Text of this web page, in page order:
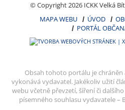
© Copyright 2026 ICKK Velká
MAPA WEBU
ÚVOD
PORTÁL
Obsah tohoto portálu je
vykonává vydavatel. Jakékoliv užití
webu včetně převzetí, šíření či
písemného souhlasu vydavatele –